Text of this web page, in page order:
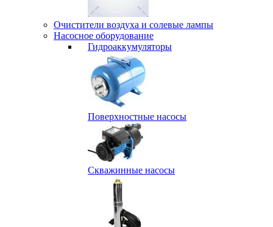
Очистители воздуха и солевые лампы
Насосное оборудование
Гидро­аккумуляторы
Поверхностные насосы
Скважинные насосы